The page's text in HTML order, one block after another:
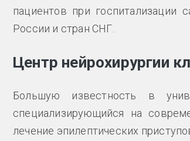
пациентов при
России и стран СНГ.
Центр нейрохирургии
Большую известность в
специализирующийся на
лечение эпилептических